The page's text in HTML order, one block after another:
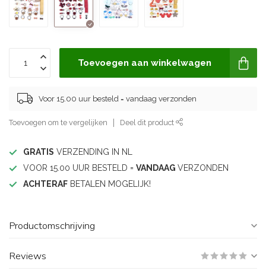
Toevoegen aan winkelwagen
Voor 15.00 uur besteld = vandaag verzonden
Toevoegen om te vergelijken Deel dit product
GRATIS VERZENDING IN NL
VOOR 15.00 UUR BESTELD = VANDAAG VERZONDEN
ACHTERAF BETALEN MOGELIJK!
Productomschrijving
Reviews